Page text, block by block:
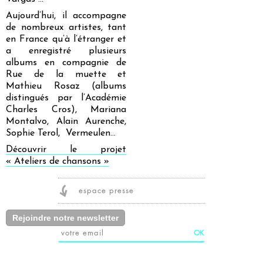
Aujourd’hui, il accompagne
de nombreux artistes, tant
en France qu’à l’étranger et
a enregistré plusieurs
albums en compagnie de
Rue de la muette et
Mathieu Rosaz (albums
distingués par l’Académie
Charles Cros), Mariana
Montalvo, Alain Aurenche,
Sophie Terol, Vermeulen…
Découvrir le projet
« Ateliers de chansons »
espace presse
Rejoindre notre newsletter